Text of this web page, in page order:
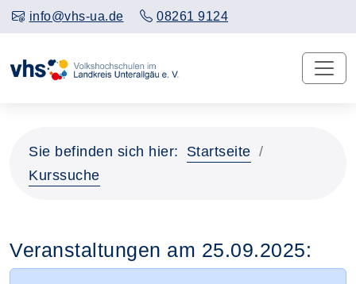
info@vhs-ua.de 08261 9124
Sie befinden sich hier:
Startseite
Kurssuche
Veranstaltungen am 25.09.2025: